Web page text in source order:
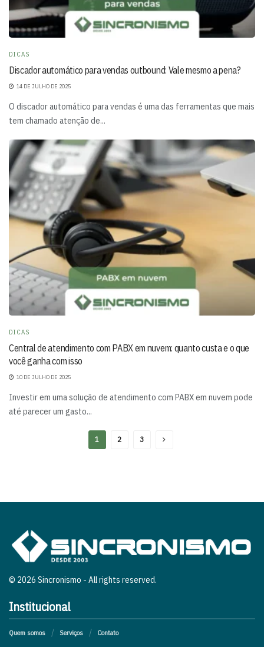
DICAS
Discador automático para vendas outbound: Vale mesmo a pena?
14 DE JULHO DE 2025
O discador automático para vendas é uma das ferramentas que mais
tem chamado atenção de...
DICAS
Central de atendimento com PABX em nuvem: quanto custa e o que
você ganha com isso
10 DE JULHO DE 2025
Investir em uma solução de atendimento com PABX em nuvem pode
até parecer um gasto...
1 2 3
© 2026 Sincronismo - All rights reserved.
Institucional
Quem somos Serviços Contato